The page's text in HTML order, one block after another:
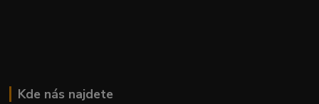
Kde nás najdete